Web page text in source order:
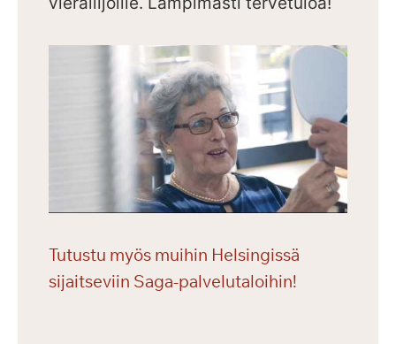
Tutustu myös muihin Helsingissä
sijaitseviin Saga-palvelutaloihin!